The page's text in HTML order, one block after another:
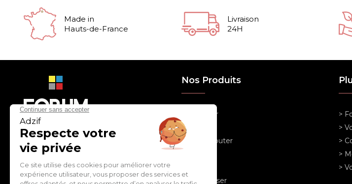
Made in
Hauts-de-France
Livraison
24H
contact@adzif.biz
ZI de Cantimpré Avenue de
Nos Produits
> Relooker
> Habiller
> Chouchouter
> Customiser
>
>
>
>
>